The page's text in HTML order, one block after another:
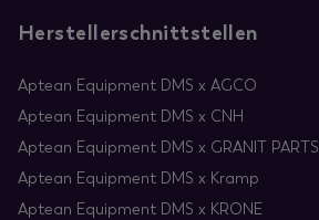
Herstellerschnittstellen
Aptean Equipment DMS x AGCO
Aptean Equipment DMS x CNH
Aptean Equipment DMS x GRANIT PARTS
Aptean Equipment DMS x Kramp
Aptean Equipment DMS x KRONE